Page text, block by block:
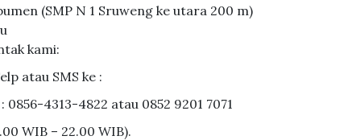
(SMP N 1 Sruweng ke utara 200 m)
kami:
atau SMS ke :
0856-4313-4822 atau 0852 9201 7071
WIB – 22.00 WIB).